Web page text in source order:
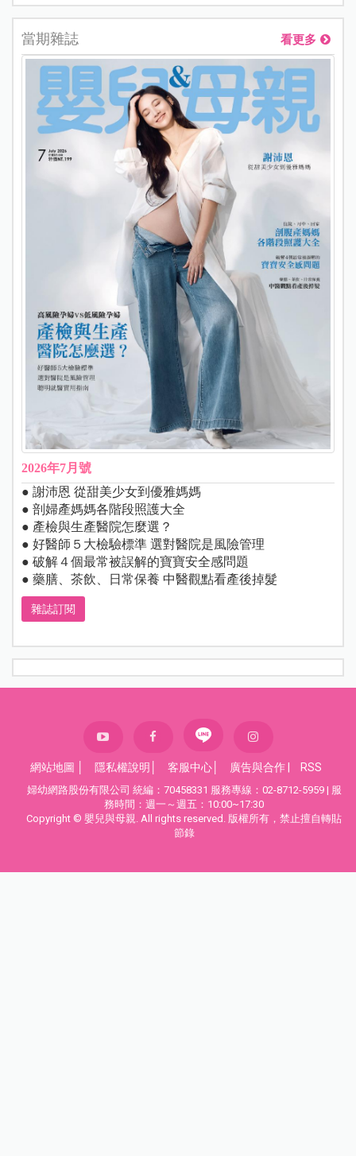
當期雜誌 看更多
2026年7月號
● 謝沛恩 從甜美少女到優雅媽媽
● 剖婦產媽媽各階段照護大全
● 產檢與生產醫院怎麼選？
● 好醫師５大檢驗標準 選對醫院是風險管理
● 破解４個最常被誤解的寶寶安全感問題
● 藥膳、茶飲、日常保養 中醫觀點看產後掉髮
雜誌訂閱
網站地圖 隱私權說明 客服中心 廣告與合作 RSS
婦幼網路股份有限公司 統編：70458331 服務專線：02-8712-5959 | 服
務時間：週一～週五：10:00~17:30
Copyright © 嬰兒與母親. All rights reserved. 版權所有，禁止擅自轉貼
節錄